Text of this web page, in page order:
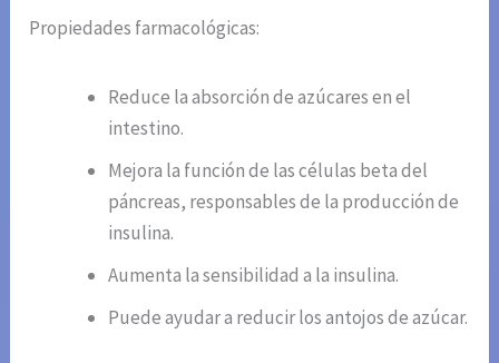
Propiedades farmacológicas:
Reduce la absorción de azúcares en el
intestino.
Mejora la función de las células beta del
páncreas, responsables de la producción de
insulina.
Aumenta la sensibilidad a la insulina.
Puede ayudar a reducir los antojos de azúcar.